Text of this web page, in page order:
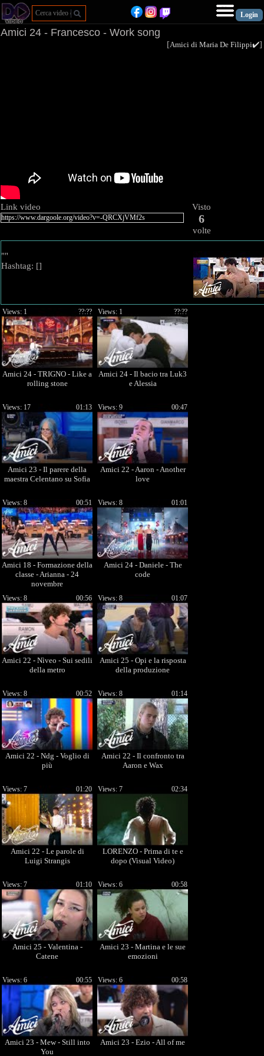
Amici 24 - Francesco - Work song
[Amici di Maria De Filippi✔️]
Link video Visto
6
volte
""
Hashtag: []
Amici 24 - TRIGNO - Like a
rolling stone
??:??
Views: 1
Amici 24 - Il bacio tra Luk3
e Alessia
??:??
Views: 1
Amici 23 - Il parere della
maestra Celentano su Sofia
01:13
Views: 17
Amici 22 - Aaron - Another
love
00:47
Views: 9
Amici 18 - Formazione della
classe - Arianna - 24
novembre
00:51
Views: 8
Amici 24 - Daniele - The
code
01:01
Views: 8
Amici 22 - Nìveo - Sui sedili
della metro
00:56
Views: 8
Amici 25 - Opi e la risposta
della produzione
01:07
Views: 8
Amici 22 - Ndg - Voglio di
più
00:52
Views: 8
Amici 22 - Il confronto tra
Aaron e Wax
01:14
Views: 8
Amici 22 - Le parole di
Luigi Strangis
01:20
Views: 7
LORENZO - Prima di te e
dopo (Visual Video)
02:34
Views: 7
Amici 25 - Valentina -
Catene
01:10
Views: 7
Amici 23 - Martina e le sue
emozioni
00:58
Views: 6
Amici 23 - Mew - Still into
You
00:55
Views: 6
Amici 23 - Ezio - All of me
00:58
Views: 6